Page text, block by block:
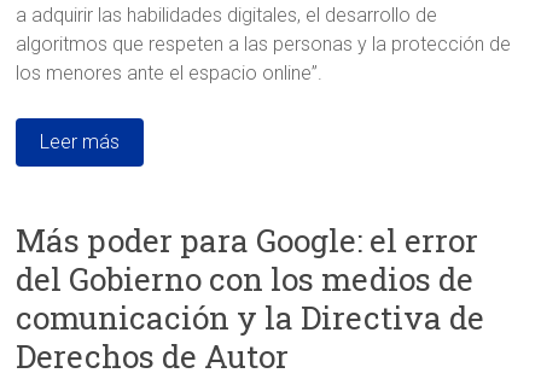
a adquirir las habilidades digitales, el desarrollo de
algoritmos que respeten a las personas y la protección de
los menores ante el espacio online”.
Leer más
Más poder para Google: el error
del Gobierno con los medios de
comunicación y la Directiva de
Derechos de Autor